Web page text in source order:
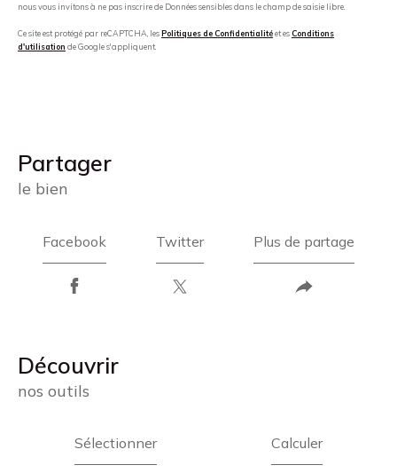
nous vous invitons à ne pas inscrire de Données sensibles dans le champ de saisie libre.
Ce site est protégé par reCAPTCHA, lesPolitiques de Confidentialitéet esConditions
d'utilisation de Google s'appliquent.
partager
le bien
Facebook Twitter Plus de partage
découvrir
nos outils
Sélectionner Calculer